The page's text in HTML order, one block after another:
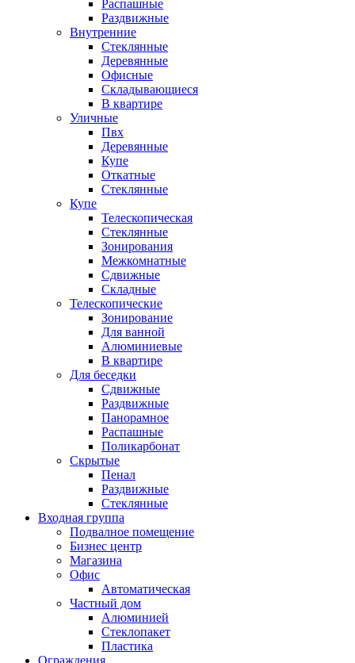
Распашные
Раздвижные
Внутренние
Стеклянные
Деревянные
Офисные
Складывающиеся
В квартире
Уличные
Пвх
Деревянные
Купе
Откатные
Стеклянные
Купе
Телескопическая
Стеклянные
Зонирования
Межкомнатные
Сдвижные
Складные
Телескопические
Зонирование
Для ванной
Алюминиевые
В квартире
Для беседки
Сдвижные
Раздвижные
Панорамное
Распашные
Поликарбонат
Скрытые
Пенал
Раздвижные
Стеклянные
Входная группа
Подвалное помещение
Бизнес центр
Магазина
Офис
Автоматическая
Частный дом
Алюминией
Стеклопакет
Пластика
Ограждения